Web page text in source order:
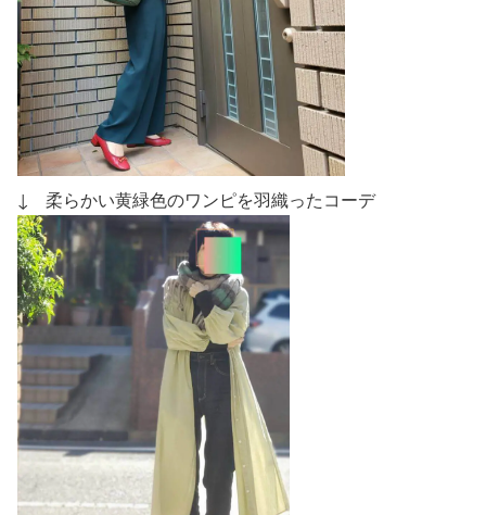
↓ 柔らかい黄緑色のワンピを羽織ったコーデ